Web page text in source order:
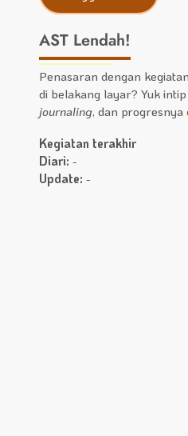
AST Lendah!
Penasaran dengan
di belakang layar? Yuk
journaling, dan progresnya
Kegiatan terakhir
Diari:-
Update:-